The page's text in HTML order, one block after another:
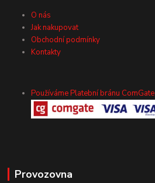
O nás
Jak nakupovat
Obchodní podmínky
Kontakty
Používáme Platební bránu ComGate
Provozovna